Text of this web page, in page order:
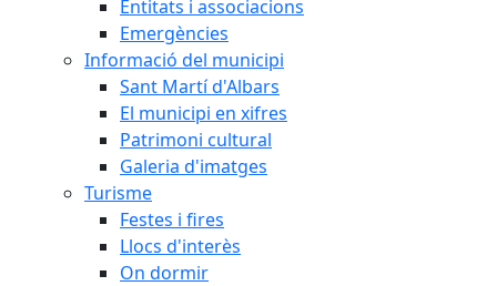
Entitats i associacions
Emergències
Informació del municipi
Sant Martí d'Albars
El municipi en xifres
Patrimoni cultural
Galeria d'imatges
Turisme
Festes i fires
Llocs d'interès
On dormir